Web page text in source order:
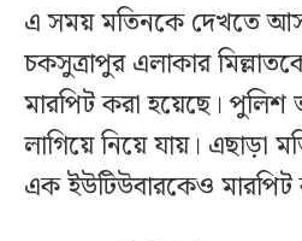
এ সময় মতিনকে দেখতে
চকসুত্রাপুর এলাকার
মারপিট করা হয়েছে। পুলিশ
লাগিয়ে নিয়ে যায়। এছাড়া
এক ইউটিউবারকেও মারপিট